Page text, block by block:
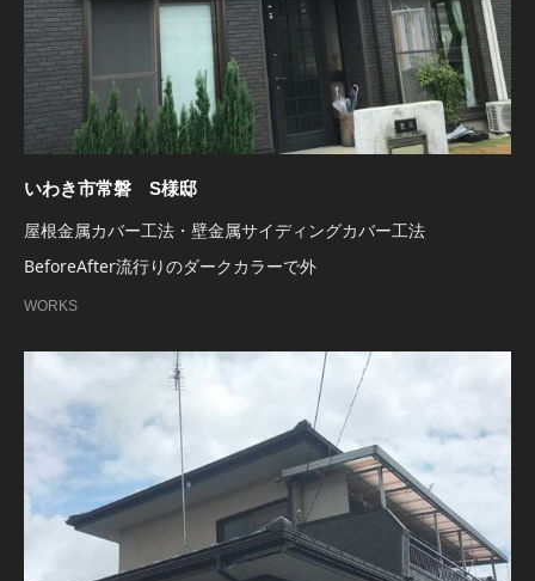
いわき市常磐 S様邸
屋根金属カバー工法・壁金属サイディングカバー工法
BeforeAfter流行りのダークカラーで外
WORKS